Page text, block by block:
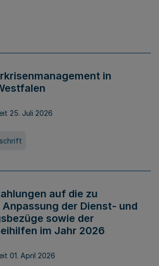
in
25. Juli 2026
auf die zu
der Dienst- und
sowie der
im Jahr 2026
01. April 2026